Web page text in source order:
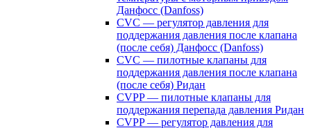
Данфосс (Danfoss)
CVС — регулятор давления для
поддержания давления после клапана
(после себя) Данфосс (Danfoss)
CVС — пилотные клапаны для
поддержания давления после клапана
(после себя) Ридан
CVPP — пилотные клапаны для
поддержания перепада давления Ридан
CVPP — регулятор давления для